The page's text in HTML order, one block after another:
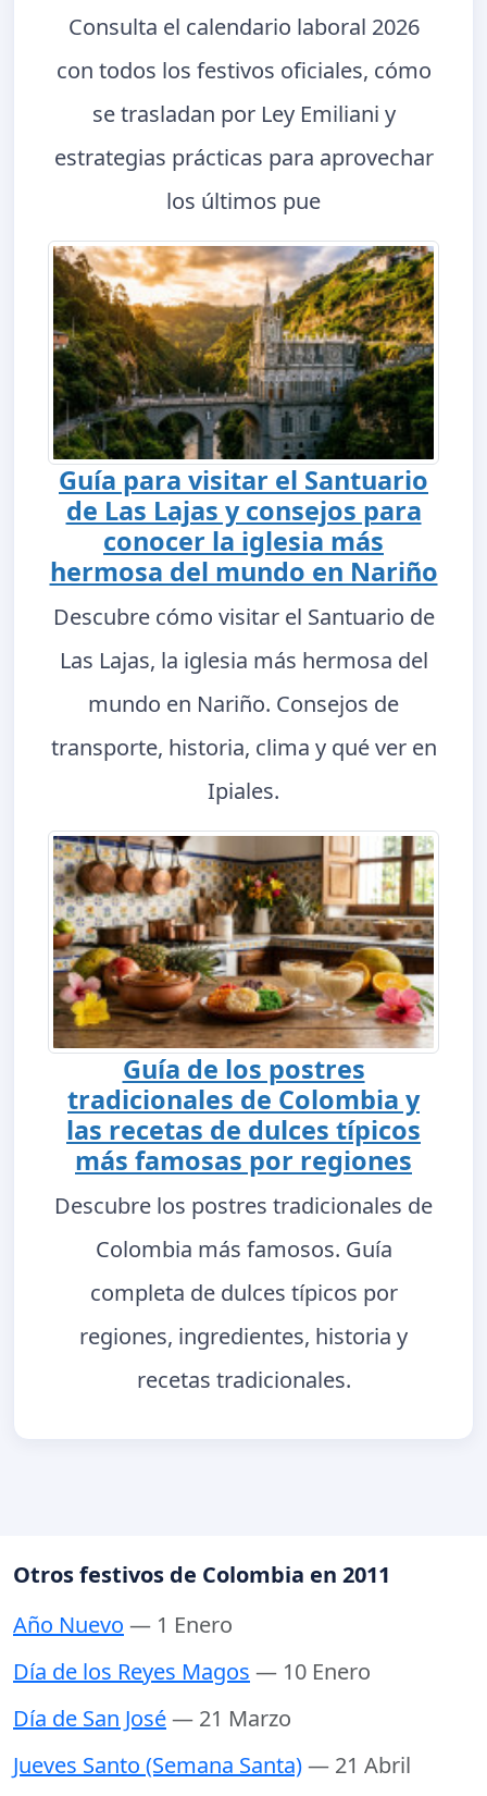
Consulta el calendario laboral 2026
con todos los festivos oficiales, cómo
se trasladan por Ley Emiliani y
estrategias prácticas para aprovechar
los últimos pue
Guía para visitar el Santuario
de Las Lajas y consejos para
conocer la iglesia más
hermosa del mundo en Nariño
Descubre cómo visitar el Santuario de
Las Lajas, la iglesia más hermosa del
mundo en Nariño. Consejos de
transporte, historia, clima y qué ver en
Ipiales.
Guía de los postres
tradicionales de Colombia y
las recetas de dulces típicos
más famosas por regiones
Descubre los postres tradicionales de
Colombia más famosos. Guía
completa de dulces típicos por
regiones, ingredientes, historia y
recetas tradicionales.
Otros festivos de Colombia en 2011
Año Nuevo — 1 Enero
Día de los Reyes Magos — 10 Enero
Día de San José— 21 Marzo
Jueves Santo (Semana Santa)— 21 Abril